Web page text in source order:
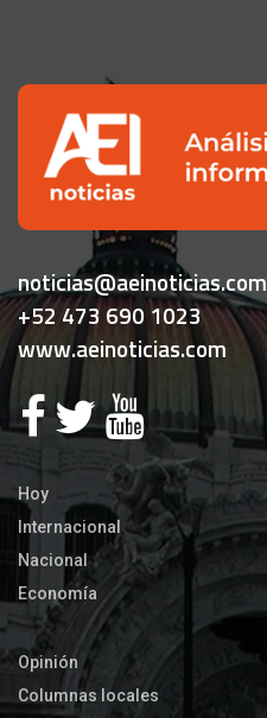
noticias@aeinoticias.com
+52 473 690 1023
www.aeinoticias.com
Hoy
Internacional
Nacional
Economía
Opinión
Columnas locales